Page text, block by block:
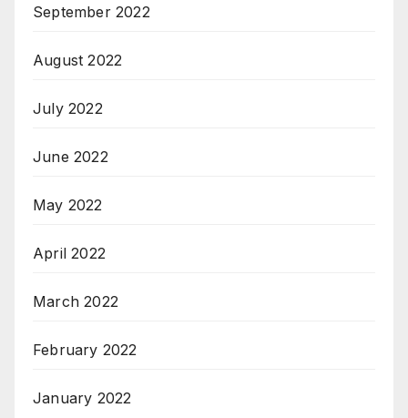
September 2022
August 2022
July 2022
June 2022
May 2022
April 2022
March 2022
February 2022
January 2022